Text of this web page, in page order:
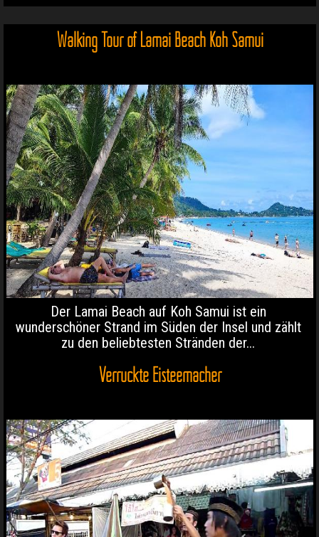
Walking Tour of Lamai Beach Koh Samui
Der Lamai Beach auf Koh Samui ist ein
wunderschöner Strand im Süden der Insel und zählt
zu den beliebtesten Stränden der...
Verrückte Eisteemacher